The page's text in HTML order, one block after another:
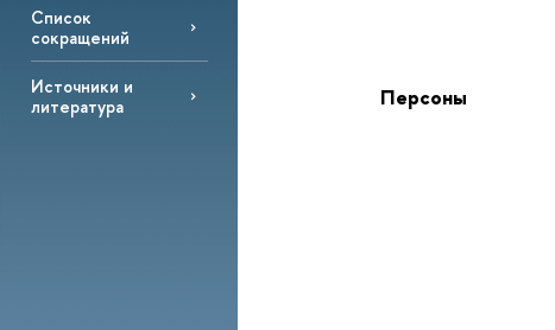
Список
сокращений
Источники и
литература
Персоны